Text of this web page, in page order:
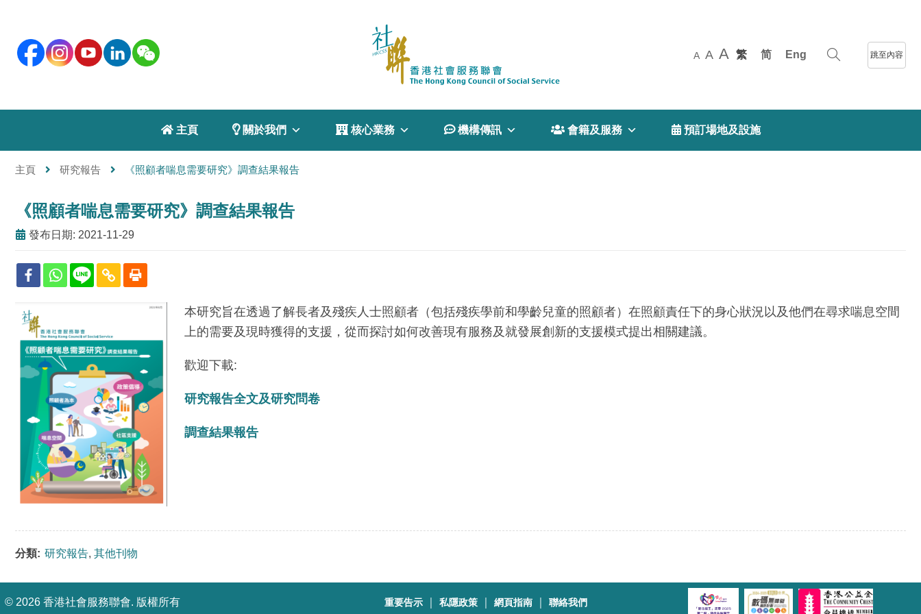
A A A 繁 简 Eng 跳至內容
 主頁  關於我們  核心業務  機構傳訊  會籍及服務  預訂場地及設施
主頁 研究報告 《照顧者喘息需要研究》調查結果報告
《照顧者喘息需要研究》調查結果報告
發布日期: 2021-11-29
本研究旨在透過了解長者及殘疾人士照顧者（包括殘疾學前和學齡兒童的照顧者）在照顧責任下的身心狀況以及他們在尋求喘息空間
上的需要及現時獲得的支援，從而探討如何改善現有服務及就發展創新的支援模式提出相關建議。
歡迎下載:
研究報告全文及研究問卷
調查結果報告
分類: 研究報告, 其他刊物
© 2026 香港社會服務聯會. 版權所有 重要告示 ｜私隱政策 ｜網頁指南 ｜聯絡我們